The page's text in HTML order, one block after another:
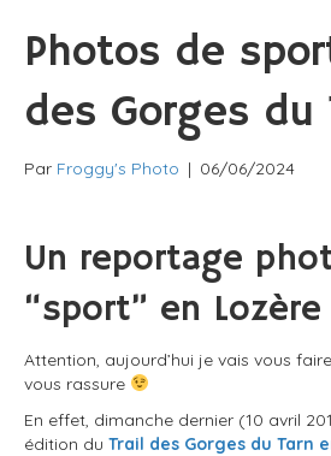
Photos de
des Gorges du
Par Froggy's Photo | 06/06/2024
Un reportage
“sport” en
Attention, aujourd’hui je vais vous
vous rassure
En effet, dimanche dernier (10 avril
édition du Trail des Gorges du Tarn